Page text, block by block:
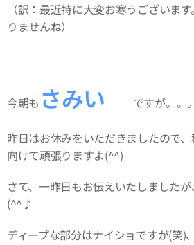
（訳：最近特に大変お寒うございま
りませんね）
今朝も さみい🥶 ですが。。。
昨日はお休みをいただきましたので
向けて頑張りますよ(^^)
さて、一昨日もお伝えいたしましたが
(^^♪
ディープな部分はナイショですが(笑)